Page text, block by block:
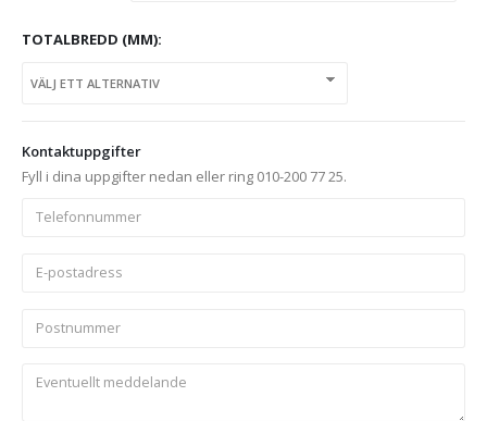
TOTALBREDD (MM)
Kontaktuppgifter
Fyll i dina uppgifter nedan eller ring 010-200 77 25.